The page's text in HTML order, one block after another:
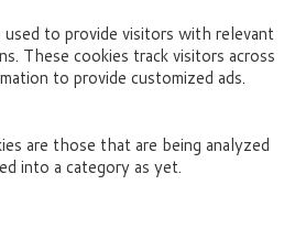
used to provide visitors with relevant
These cookies track visitors across
to provide customized ads.
are those that are being analyzed
into a category as yet.